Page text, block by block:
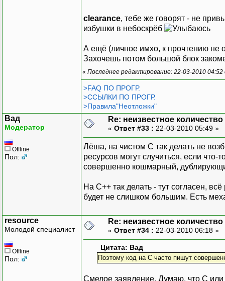
{
int c;
c = getchar();
c = getchar();
if (c == 'a') {
printf("ok"
return true;
}
return false;
}
clearance, тебе же говорят - не
избушки в небоскрёб
А ещё (личное имхо, к прочтению не
Захочешь потом большой блок
« Последнее редактирование: 22-03-2010
>FAQ ПО ПРОГР.
>ССЫЛКИ ПО ПРОГР.
>Правила"Неотложки"
Вад
Модератор
Offline
Пол:
Re: неизвестное
« Ответ #33 : 22-03-2010 05:49 »
Лёша, на чистом C так делать не
ресурсов могут случиться, если что-
совершенно кошмарный,
На C++ так делать - тут согласен,
будет не слишком большим. Есть
resource
Молодой специалист
Offline
Пол:
Re: неизвестное
« Ответ #34 : 22-03-2010 06:18 »
Цитата: Вад
Поэтому код на C часто пишут
Смелое заявление. Думаю, что C